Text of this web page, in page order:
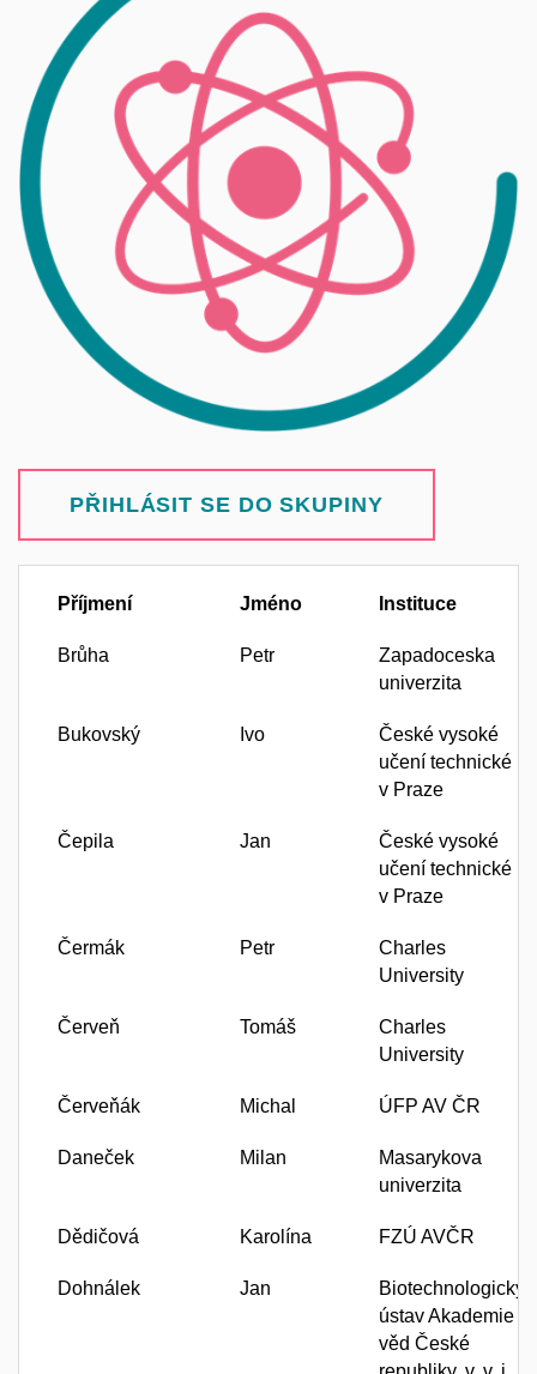
PŘIHLÁSIT SE DO SKUPINY
Příjmení Jméno Instituce
Brůha Petr
Zapadoceska
univerzita
Bukovský Ivo
České vysoké
učení technické
v Praze
Čepila Jan
České vysoké
učení technické
v Praze
Čermák Petr
Charles
University
Červeň Tomáš
Charles
University
Červeňák Michal ÚFP AV ČR
Daneček Milan
Masarykova
univerzita
Dědičová Karolína FZÚ AVČR
Dohnálek Jan
Biotechnologický
ústav Akademie
věd České